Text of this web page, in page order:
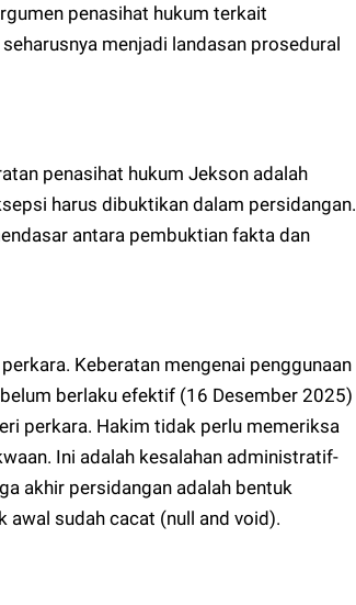
penasihat hukum terkait
menjadi landasan prosedural
penasihat hukum Jekson adalah
harus dibuktikan dalam persidangan.
antara pembuktian fakta dan
Keberatan mengenai penggunaan
berlaku efektif (16 Desember 2025)
perkara. Hakim tidak perlu memeriksa
Ini adalah kesalahan administratif-
akhir persidangan adalah bentuk
awal sudah cacat (null and void).